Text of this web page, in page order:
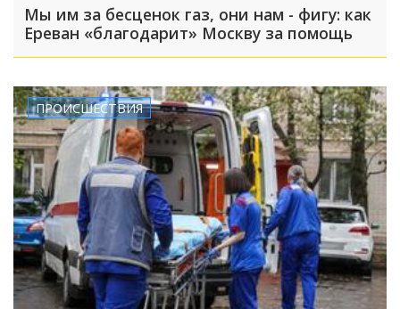
Мы им за бесценок газ, они нам - фигу: как
Ереван «благодарит» Москву за помощь
ПРОИСШЕСТВИЯ